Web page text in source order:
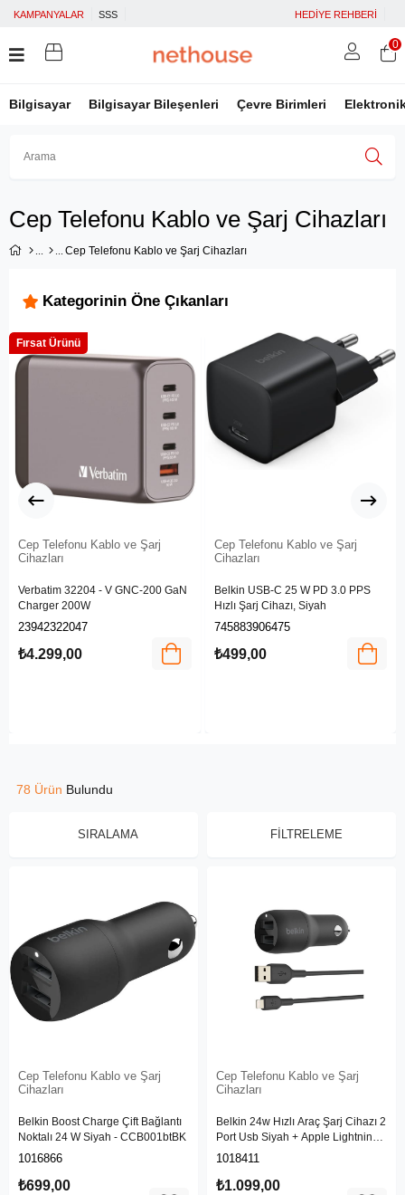
KAMPANYALAR SSS HEDİYE REHBERİ
Bilgisayar Bilgisayar Bileşenleri Çevre Birimleri
0
Cep Telefonu Kablo ve Şarj Cihazları
Cep Telefonu Kablo ve Şarj Cihazları
Kategorinin Öne Çıkanları
Cep Telefonu Kablo ve Şarj
Cihazları
Verbatim 32204 - V GNC-200 GaN
Charger 200W
23942322047
₺4.299,00
Fırsat Ürünü
Cep Telefonu Kablo ve Şarj
Cihazları
Belkin USB-C 25 W PD 3.0 PPS
Hızlı Şarj Cihazı, Siyah
745883906475
₺499,00
FILTRELEME
SIRALAMA
78 Ürün
Cep Telefonu Kablo ve Şarj
Cihazları
Belkin Boost Charge Çift Bağlantı
Noktalı 24 W Siyah - CCB001btBK
1016866
₺699,00
Cep Telefonu Kablo ve Şarj
Cihazları
Belkin 24w Hızlı Araç Şarj Cihazı 2
Port Usb Siyah + Apple Lightning
Kablo
1018411
₺1.099,00